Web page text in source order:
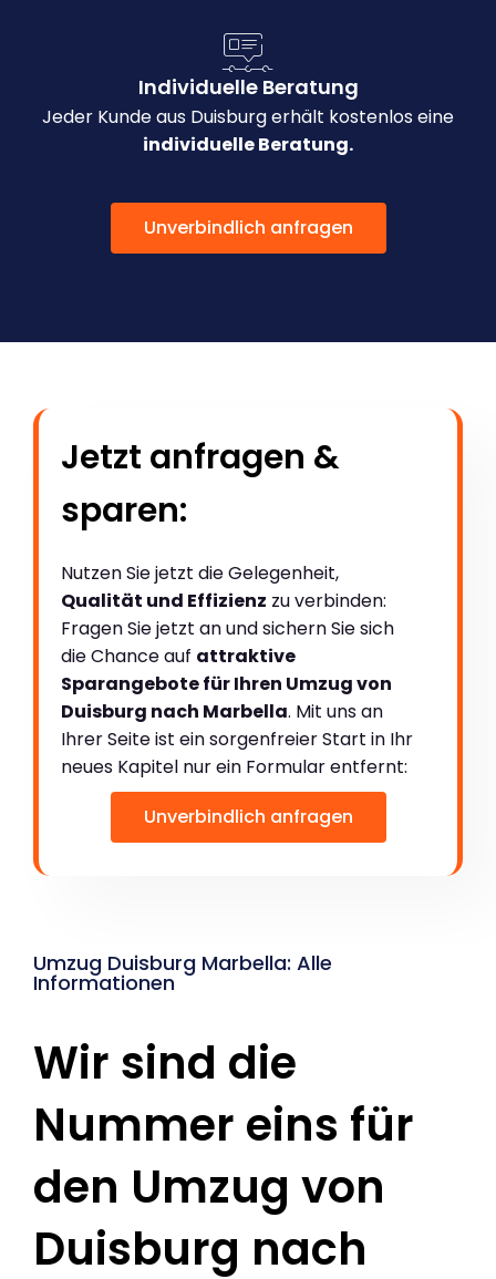
Individuelle Beratung
Jeder Kunde aus Duisburg erhält kostenlos eine
individuelle Beratung.
Unverbindlich anfragen
Jetzt anfragen &
sparen:
Nutzen Sie jetzt die Gelegenheit,
Qualität und Effizienz zu verbinden:
Fragen Sie jetzt an und sichern Sie sich
die Chance auf attraktive
Sparangebote für Ihren Umzug von
Duisburg nach Marbella. Mit uns an
Ihrer Seite ist ein sorgenfreier Start in Ihr
neues Kapitel nur ein Formular entfernt:
Unverbindlich anfragen
Umzug Duisburg Marbella: Alle
Informationen
Wir sind die
Nummer eins für
den Umzug von
Duisburg nach